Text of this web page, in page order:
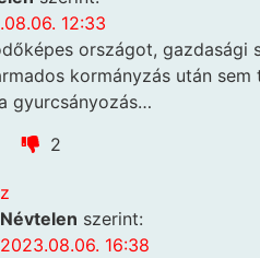
12:33
országot, gazdasági
kormányzás után
gyurcsányozás…
2
Névtelen szerint:
2023.08.06. 16:38